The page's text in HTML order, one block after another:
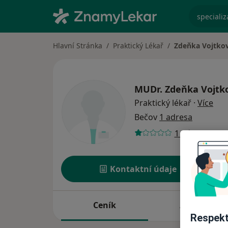
Hlavní Stránka Praktický Lékař Zdeňka
MUDr. Zdeňka
Praktický lékař · Více
Bečov 1 adresa
1 názor
Kontaktní údaje
Ceník Adresy